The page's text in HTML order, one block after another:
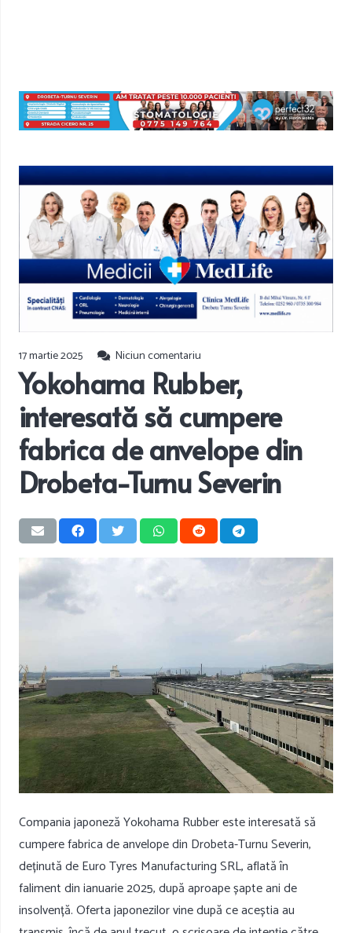
17 martie 2025 Niciun comentariu
Yokohama Rubber,
interesată să cumpere
fabrica de anvelope din
Drobeta-Turnu Severin
Compania japoneză Yokohama Rubber este interesată să
cumpere fabrica de anvelope din Drobeta-Turnu Severin,
deținută de Euro Tyres Manufacturing SRL, aflată în
faliment din ianuarie 2025, după aproape șapte ani de
insolvență. Oferta japonezilor vine după ce aceștia au